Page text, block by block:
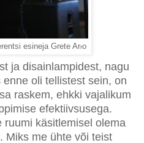
esineja Grete Arro
ja disainlampidest, nagu
oli tellistest sein, on
raskem, ehkki vajalikum
efektiivsusega.
ruumi käsitlemisel olema
Miks me ühte või teist